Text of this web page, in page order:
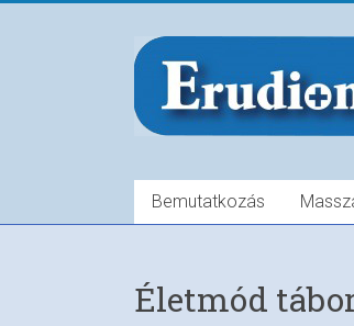
Bemutatkozás
Életmód